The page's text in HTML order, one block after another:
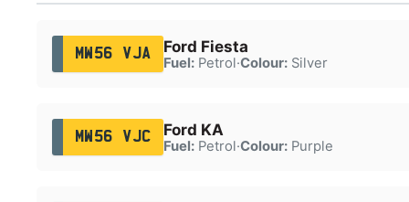
MW56 VJA Ford Fiesta
Fuel:Petrol·Colour:Silver
MW56 VJC Ford KA
Fuel:Petrol·Colour:Purple